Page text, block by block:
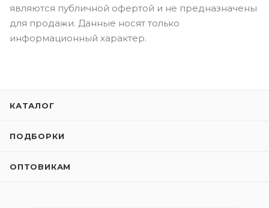
являются публичной офертой и не предназначены
для продажи. Данные носят только
информационный характер.
КАТАЛОГ
ПОДБОРКИ
ОПТОВИКАМ